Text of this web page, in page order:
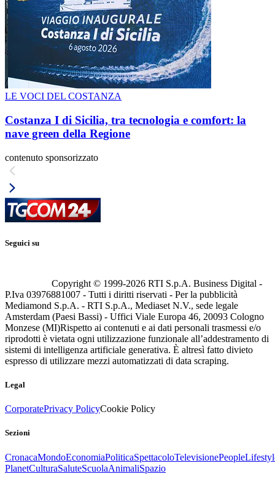
LE VOCI DEL COSTANZA
Costanza I di Sicilia, tra tecnologia e comfort: la
nave green della Regione
contenuto sponsorizzato
Seguici su
Copyright © 1999-2026 RTI S.p.A. Business Digital -
P.Iva 03976881007 - Tutti i diritti riservati - Per la pubblicità
Mediamond S.p.A. - RTI S.p.A., Mediaset N.V., sede legale
Amsterdam (Paesi Bassi) - Uffici Viale Europa 46, 20093 Cologno
Monzese (MI)Rispetto ai contenuti e ai dati personali trasmessi e/o
riprodotti è vietata ogni utilizzazione funzionale all’addestramento di
sistemi di intelligenza artificiale generativa. È altresì fatto divieto
espresso di utilizzare mezzi automatizzati di data scraping.
Legal
CorporatePrivacy PolicyCookie Policy
Sezioni
CronacaMondoEconomiaPoliticaSpettacoloTelevisionePeople
PlanetCulturaSaluteScuolaAnimaliSpazio